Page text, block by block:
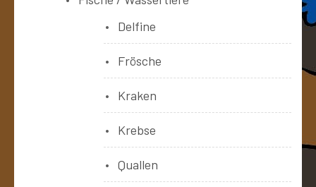
Delfine
Frösche
Kraken
Krebse
Quallen